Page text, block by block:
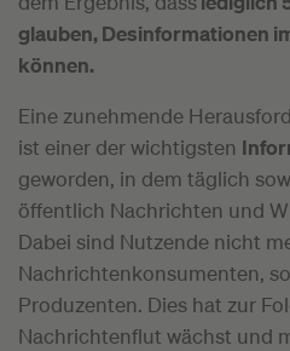
glauben, Desinformationen
können.
Eine zunehmende
ist einer der wichtigsten
geworden, in dem täglich
öffentlich Nachrichten und
Dabei sind Nutzende nicht
Nachrichtenkonsumenten,
Produzenten. Dies hat zur
Nachrichtenflut wächst und